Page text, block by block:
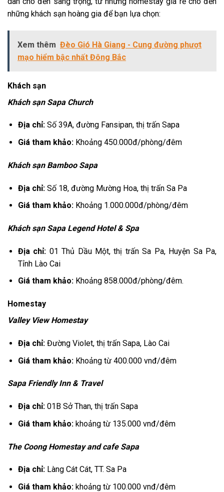
những khách sạn hoàng gia để bạn lựa chọn:
Xem thêm Đèo Gió Hà Giang - Cung đường phượt
mạo hiểm bậc nhất Đông Bắc
Khách sạn
Khách sạn Sapa Church
Địa chỉ:Số 39A, đường Fansipan, thị trấn Sapa
Giá tham khảo:Khoảng 450.000đ/phòng/đêm
Khách sạn Bamboo Sapa
Địa chỉ:Số 18, đường Mường Hoa, thị trấn Sa Pa
Giá tham khảo:Khoảng 1.000.000đ/phòng/đêm
Khách sạn Sapa Legend Hotel & Spa
Địa chỉ: 01 Thủ Dầu Một, thị trấn Sa Pa, Huyện Sa Pa,
Tỉnh Lào Cai
Giá tham khảo:Khoảng 858.000đ/phòng/đêm.
Homestay
Valley View Homestay
Địa chỉ:Đường Violet, thị trấn Sapa, Lào Cai
Giá tham khảo:Khoảng từ 400.000 vnđ/đêm
Sapa Friendly Inn & Travel
Địa chỉ:01B Sở Than, thị trấn Sapa
Giá tham khảo:khoảng từ 135.000 vnđ/đêm
The Coong Homestay and cafe Sapa
Địa chỉ:Làng Cát Cát, TT. Sa Pa
Giá tham khảo:khoảng từ 100.000 vnđ/đêm